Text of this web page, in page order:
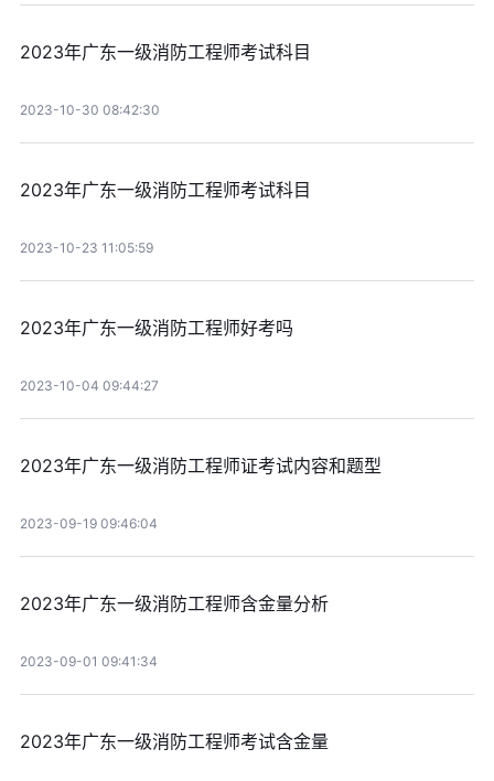
2023年广东一级消防工程师考试科目
2023-10-30 08:42:30
2023年广东一级消防工程师考试科目
2023-10-23 11:05:59
2023年广东一级消防工程师好考吗
2023-10-04 09:44:27
2023年广东一级消防工程师证考试内容和题型
2023-09-19 09:46:04
2023年广东一级消防工程师含金量分析
2023-09-01 09:41:34
2023年广东一级消防工程师考试含金量